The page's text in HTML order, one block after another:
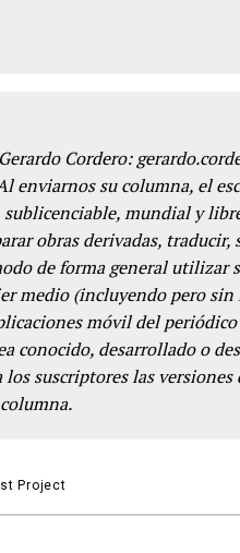
Cordero:
enviarnos su columna, el
mundial y
obras derivadas,
de forma general utilizar
medio (incluyendo pero sin
móvil del
conocido, desarrollado o
los suscriptores las